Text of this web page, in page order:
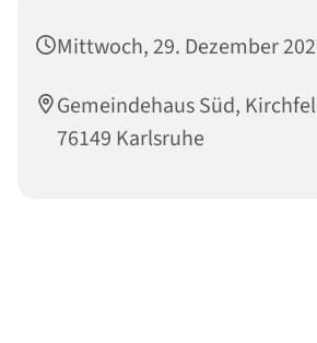
Mittwoch, 29. Dezember
Gemeindehaus Süd,
76149 Karlsruhe